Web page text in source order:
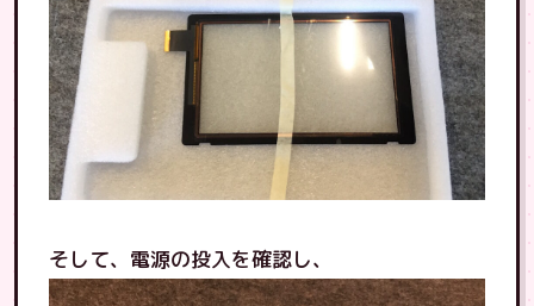
そして、電源の投入を確認し、